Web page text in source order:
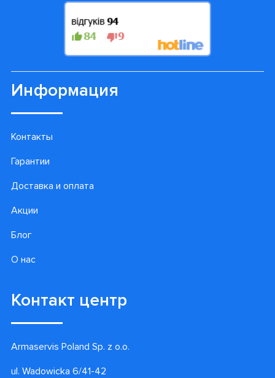
Информация
Контакты
Гарантии
Доставка и оплата
Акции
Блог
О нас
Контакт центр
Armaservis Poland Sp. z o.o.
ul. Wadowicka 6/41-42